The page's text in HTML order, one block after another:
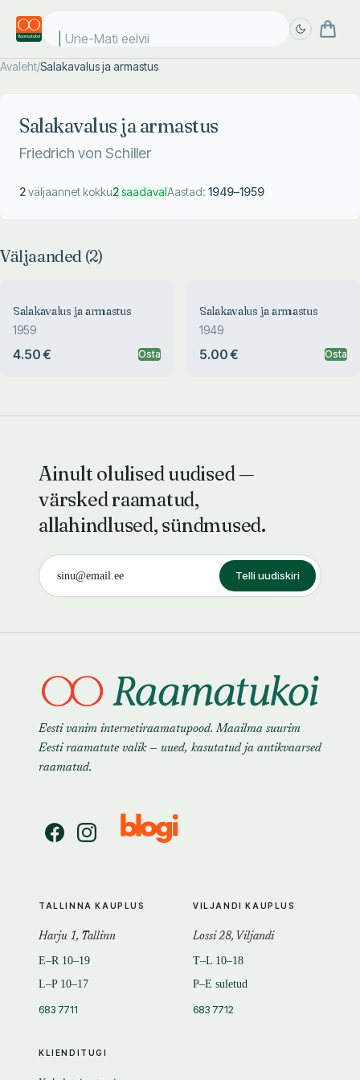
Une-Mati eelviim
Avaleht/Salakavalus ja armastus
Salakavalus ja armastus
Friedrich von Schiller
2väljaannet kokku2saadavalAastad: 1949–1959
Väljaanded (2)
Salakavalus ja armastus
1959
4.50 € Osta
Salakavalus ja armastus
1949
5.00 € Osta
Ainult olulised uudised —
värsked raamatud,
allahindlused, sündmused.
Telli uudiskiri
Eesti vanim internetiraamatupood. Maailma suurim
Eesti raamatute valik — uued, kasutatud ja antikvaarsed
raamatud.
KLIENDITUGI
TALLINNA KAUPLUS
Harju 1, Tallinn
E–R 10–19
L–P 10–17
683 7711
VILJANDI KAUPLUS
Lossi 28, Viljandi
T–L 10–18
P–E suletud
683 7712